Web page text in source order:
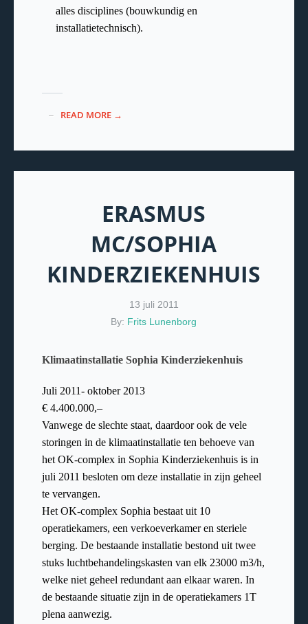
alles disciplines (bouwkundig en
installatietechnisch).
READ MORE →
ERASMUS
MC/SOPHIA
KINDERZIEKENHUIS
13 juli 2011
By: Frits Lunenborg
Klimaatinstallatie Sophia Kinderziekenhuis
Juli 2011- oktober 2013
€ 4.400.000,–
Vanwege de slechte staat, daardoor ook de vele
storingen in de klimaatinstallatie ten behoeve van
het OK-complex in Sophia Kinderziekenhuis is in
juli 2011 besloten om deze installatie in zijn geheel
te vervangen.
Het OK-complex Sophia bestaat uit 10
operatiekamers, een verkoeverkamer en steriele
berging. De bestaande installatie bestond uit twee
stuks luchtbehandelingskasten van elk 23000 m3/h,
welke niet geheel redundant aan elkaar waren. In
de bestaande situatie zijn in de operatiekamers 1T
plena aanwezig.